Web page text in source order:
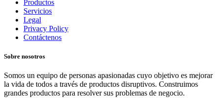
Productos
Servicios
Legal
Privacy Policy
Contáctenos
Sobre nosotros
Somos un equipo de personas apasionadas cuyo objetivo es mejorar
la vida de todos a través de productos disruptivos. Construimos
grandes productos para resolver sus problemas de negocio.